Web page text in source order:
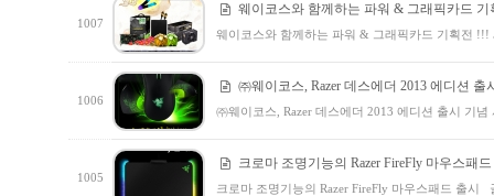
1007
웨이코스와 함께하는 파워 & 그래픽카드
웨이코스와 함께하는 파워 & 그래픽카드 기획전
1006
㈜웨이코스, Razer 데스에더 2013 에디션 출
㈜웨이코스, Razer 데스에더 2013 에디션 출시 기
1005
크로마 조명기능의 Razer FireFly 마우스패
크로마 조명기능의 Razer FireFly 마우스패드 출